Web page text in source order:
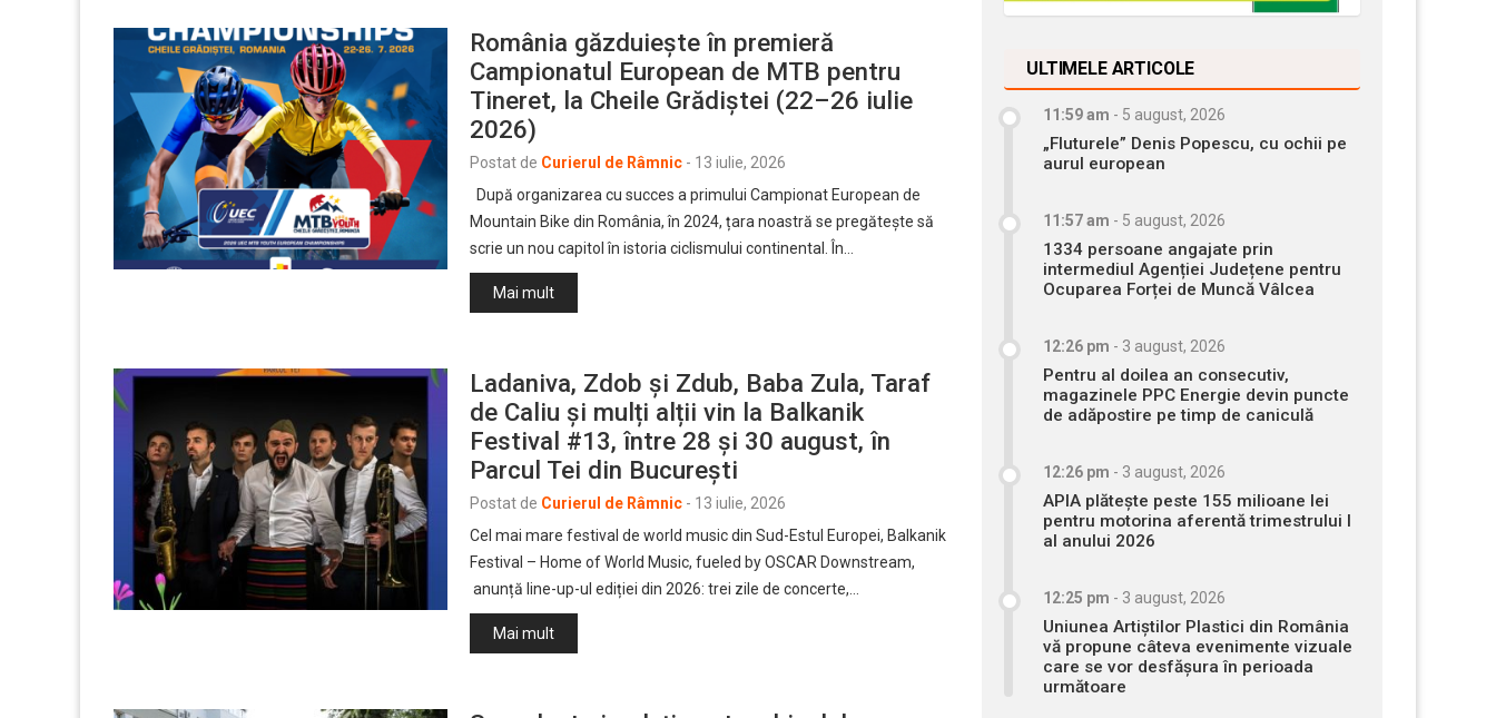
România găzduiește în premieră
Campionatul European de MTB pentru
Tineret, la Cheile Grădiștei (22–26 iulie
2026)
Postat de Curierul de Râmnic - 13 iulie, 2026
După organizarea cu succes a primului Campionat European de
Mountain Bike din România, în 2024, țara noastră se pregătește să
scrie un nou capitol în istoria ciclismului continental. În…
Mai mult
Ladaniva, Zdob și Zdub, Baba Zula, Taraf
de Caliu și mulți alții vin la Balkanik
Festival #13, între 28 și 30 august, în
Parcul Tei din București
Postat de Curierul de Râmnic - 13 iulie, 2026
Cel mai mare festival de world music din Sud-Estul Europei, Balkanik
Festival – Home of World Music, fueled by OSCAR Downstream,
anunță line-up-ul ediției din 2026: trei zile de concerte,…
Mai mult
ULTIMELE ARTICOLE
11:59 am - 5 august, 2026
„Fluturele” Denis Popescu, cu ochii pe
aurul european
11:57 am - 5 august, 2026
1334 persoane angajate prin
intermediul Agenției Județene pentru
Ocuparea Forței de Muncă Vâlcea
12:26 pm - 3 august, 2026
Pentru al doilea an consecutiv,
magazinele PPC Energie devin puncte
de adăpostire pe timp de caniculă
12:26 pm - 3 august, 2026
APIA plătește peste 155 milioane lei
pentru motorina aferentă trimestrului I
al anului 2026
12:25 pm - 3 august, 2026
Uniunea Artiștilor Plastici din România
vă propune câteva evenimente vizuale
care se vor desfășura în perioada
următoare